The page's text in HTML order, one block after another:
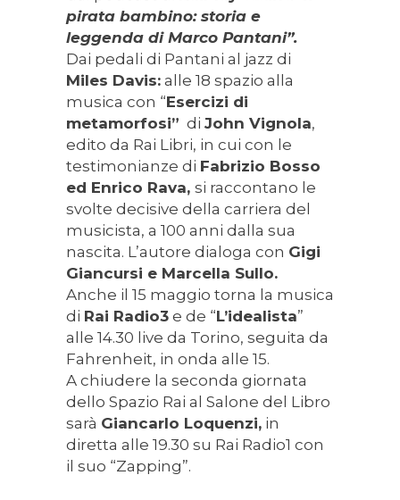
pirata bambino: storia e
leggenda di Marco Pantani”.
Dai pedali di Pantani al jazz di
Miles Davis: alle 18 spazio alla
musica con “Esercizi di
metamorfosi” di John Vignola,
edito da Rai Libri, in cui con le
testimonianze di Fabrizio Bosso
ed Enrico Rava, si raccontano le
svolte decisive della carriera del
musicista, a 100 anni dalla sua
nascita. L’autore dialoga con Gigi
Giancursi e Marcella Sullo.
Anche il 15 maggio torna la musica
di Rai Radio3 e de “L’idealista”
alle 14.30 live da Torino, seguita da
Fahrenheit, in onda alle 15.
A chiudere la seconda giornata
dello Spazio Rai al Salone del Libro
sarà Giancarlo Loquenzi, in
diretta alle 19.30 su Rai Radio1 con
il suo “Zapping”.